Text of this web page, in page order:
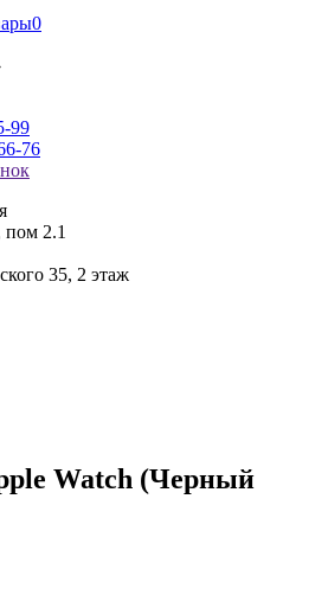
0
99
76
пом 2.1
35, 2 этаж
Watch (Черный